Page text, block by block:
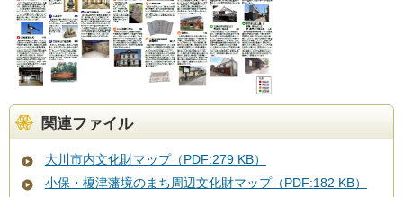
関連ファイル
大川市内文化財マップ（PDF:279 KB）
小保・榎津藩境のまち周辺文化財マップ（PDF:182 KB）